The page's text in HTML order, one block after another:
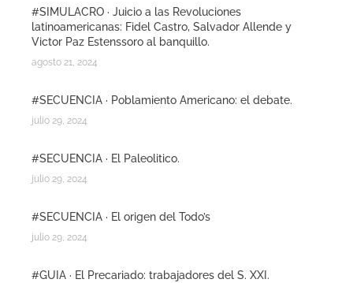
#SIMULACRO · Juicio a las Revoluciones
latinoamericanas: Fidel Castro, Salvador Allende y
Victor Paz Estenssoro al banquillo.
agosto 21, 2024
#SECUENCIA · Poblamiento Americano: el debate.
julio 29, 2024
#SECUENCIA · El Paleolitico.
julio 29, 2024
#SECUENCIA · El origen del Todo’s
julio 29, 2024
#GUIA · El Precariado: trabajadores del S. XXI.